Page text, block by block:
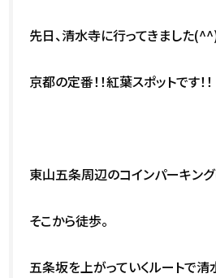
先日、清水寺に行ってきました
京都の定番！！紅葉スポットです！！
東山五条周辺のコインパーキング
そこから徒歩。
五条坂を上がっていくルートで清